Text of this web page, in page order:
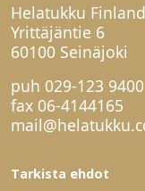
Helatukku
Yrittäjäntie 6
60100 Seinäjoki
puh 029-123 9400
fax 06-4144165
Tarkista ehdot